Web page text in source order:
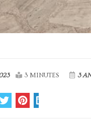
3 MINUTES 3